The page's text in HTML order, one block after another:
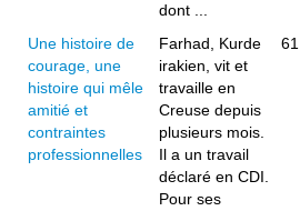
dont ...
Une histoire de
courage, une
histoire qui mêle
amitié et
contraintes
professionnelles
Farhad, Kurde
irakien, vit et
travaille en
Creuse depuis
plusieurs mois.
Il a un travail
déclaré en CDI.
Pour ses
61